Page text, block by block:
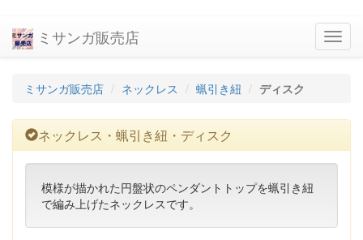
ミサンガ販売店
ミサンガ販売店 ネックレス 蝋引き紐 ディスク
ネックレス・蝋引き紐・ディスク
模様が描かれた円盤状のペンダントトップを蝋引き紐
で編み上げたネックレスです。